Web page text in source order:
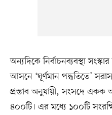
অন্যদিকে নির্বাচনব্যবস্থা
আসনে ‘ঘূর্ণমান পদ্ধতিতে’
প্রস্তাব অনুযায়ী, সংসদে একক
৪০০টি। এর মধ্যে ১০০টি